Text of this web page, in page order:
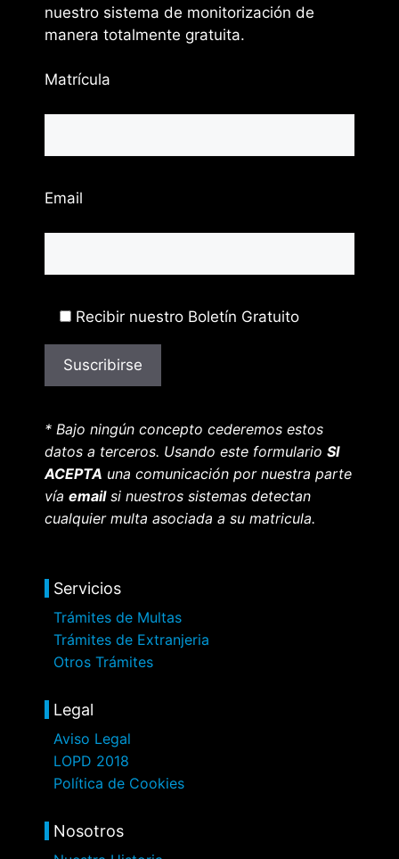
nuestro sistema de monitorización de
manera totalmente gratuita.
Matrícula
Email
Recibir nuestro Boletín Gratuito
* Bajo ningún concepto cederemos estos
datos a terceros. Usando este formulario SI
ACEPTA una comunicación por nuestra parte
vía emailsi nuestros sistemas detectan
cualquier multa asociada a su matricula.
Servicios
Trámites de Multas
Trámites de Extranjeria
Otros Trámites
Legal
Aviso Legal
LOPD 2018
Política de Cookies
Nosotros